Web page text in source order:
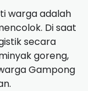
warga adalah
Di saat
secara
goreng,
Gampong